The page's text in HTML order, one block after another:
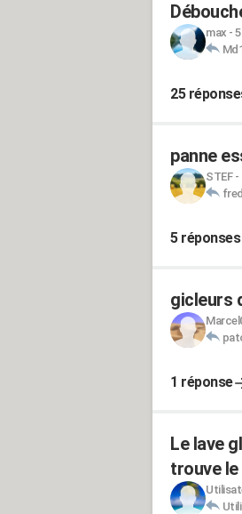
max -
25
panne
STEF-
5 réponses
gicleurs
1 réponse
Le lave
trouve le